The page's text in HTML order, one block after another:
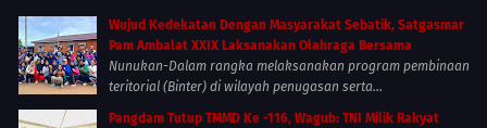
Wujud Kedekatan Dengan Masyarakat Sebatik, Satgasmar
Pam Ambalat XXIX Laksanakan Olahraga Bersama
Nunukan-Dalam rangka melaksanakan program pembinaan
teritorial (Binter) di wilayah penugasan serta...
Pangdam Tutup TMMD Ke -116, Wagub: TNI Milik Rakyat